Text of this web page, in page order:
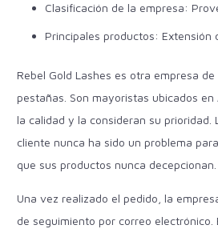
Clasificación de la empresa:
Principales productos: Extensión
Rebel Gold Lashes es otra empresa
pestañas. Son mayoristas ubicados
la calidad y la consideran su prioridad.
cliente nunca ha sido un problema
que sus productos nunca decepcionan.
Una vez realizado el pedido, la
de seguimiento por correo electrónico.